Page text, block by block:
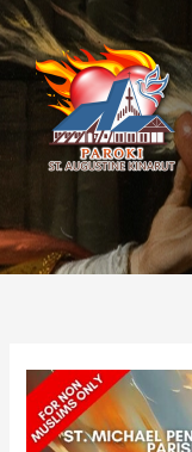
Skip
to
content